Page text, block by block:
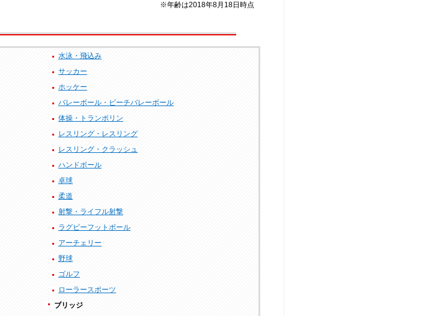
※年齢は2018年8月18日時点
水泳・飛込み
サッカー
ホッケー
バレーボール・ビーチバレーボール
体操・トランポリン
レスリング・レスリング
レスリング・クラッシュ
ハンドボール
卓球
柔道
射撃・ライフル射撃
ラグビーフットボール
アーチェリー
野球
ゴルフ
ローラースポーツ
ブリッジ